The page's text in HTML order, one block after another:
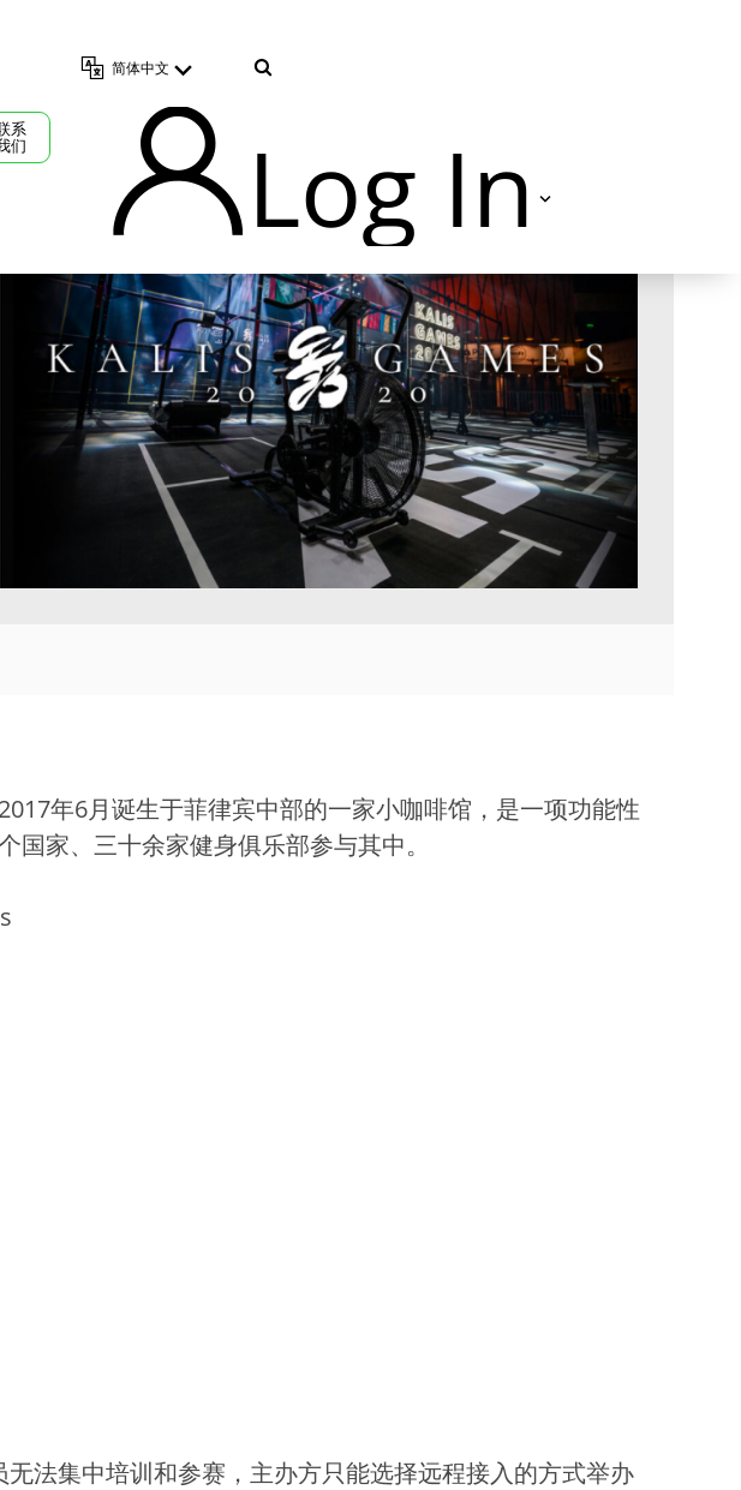
系
们
简体中文
Log In
TVU Producer 云导播
TVU Partyline 云互联
TVU Command Center 集中
管控系统
TVU Search 智媒体云
TVU Channel 云播出
年6月诞生于菲律宾中部的一家小咖啡馆，是一项功能性
家、三十余家健身俱乐部参与其中。
法集中培训和参赛，主办方只能选择远程接入的方式举办